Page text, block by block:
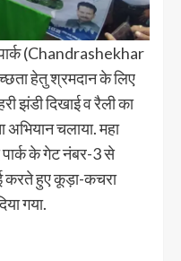
(Chandrashekhar
हेतु श्रमदान के लिए
झंडी दिखाई व रैली का
चलाया. महा
के गेट नंबर-3 से
करते हुए कूड़ा-कचरा
गया.